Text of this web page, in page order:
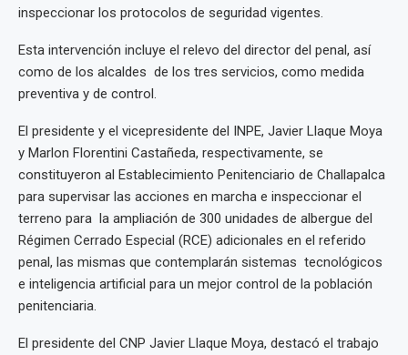
inspeccionar los protocolos de seguridad vigentes.
Esta intervención incluye el relevo del director del penal, así
como de los alcaldes de los tres servicios, como medida
preventiva y de control.
El presidente y el vicepresidente del INPE, Javier Llaque Moya
y Marlon Florentini Castañeda, respectivamente, se
constituyeron al Establecimiento Penitenciario de Challapalca
para supervisar las acciones en marcha e inspeccionar el
terreno para la ampliación de 300 unidades de albergue del
Régimen Cerrado Especial (RCE) adicionales en el referido
penal, las mismas que contemplarán sistemas tecnológicos
e inteligencia artificial para un mejor control de la población
penitenciaria.
El presidente del CNP Javier Llaque Moya, destacó el trabajo